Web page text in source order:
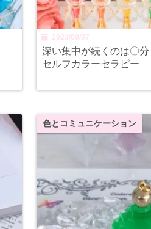
2023/09/07
深い集中が続くのは〇
セルフカラーセラピー
色とコミュニケーション